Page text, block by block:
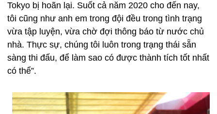
Tokyo bị hoãn lại. Suốt cả năm 2020 cho đến nay,
tôi cũng như anh em trong đội đều trong tình trạng
vừa tập luyện, vừa chờ đợi thông báo từ nước chủ
nhà. Thực sự, chúng tôi luôn trong trạng thái sẵn
sàng thi đấu, để làm sao có được thành tích tốt nhất
có thể”.